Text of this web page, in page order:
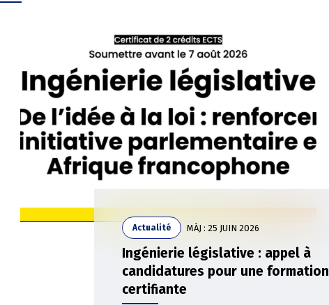
Actualité MÀJ :25 JUIN 2026
Ingénierie législative : appel à
candidatures pour une formation
certifiante